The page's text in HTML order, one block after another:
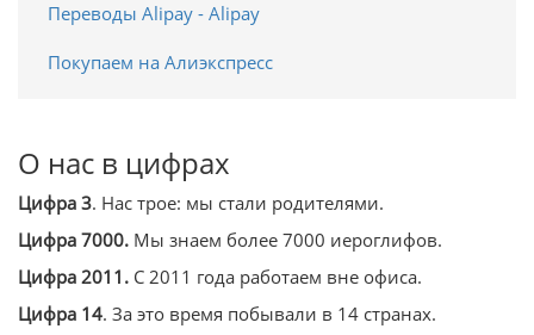
Переводы Alipay - Alipay
Покупаем на Алиэкспресс
О нас в цифрах
Цифра 3. Нас трое: мы стали родителями.
Цифра 7000. Мы знаем более 7000 иероглифов.
Цифра 2011. С 2011 года работаем вне офиса.
Цифра 14. За это время побывали в 14 странах.